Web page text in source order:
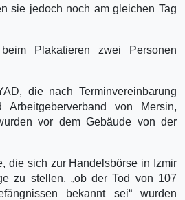
sie jedoch noch am gleichen Tag
Plakatieren zwei Personen
die nach Terminvereinbarung
von Mersin,
vor dem Gebäude von der
die sich zur Handelsbörse in Izmir
zu stellen, „ob der Tod von 107
bekannt sei“ wurden